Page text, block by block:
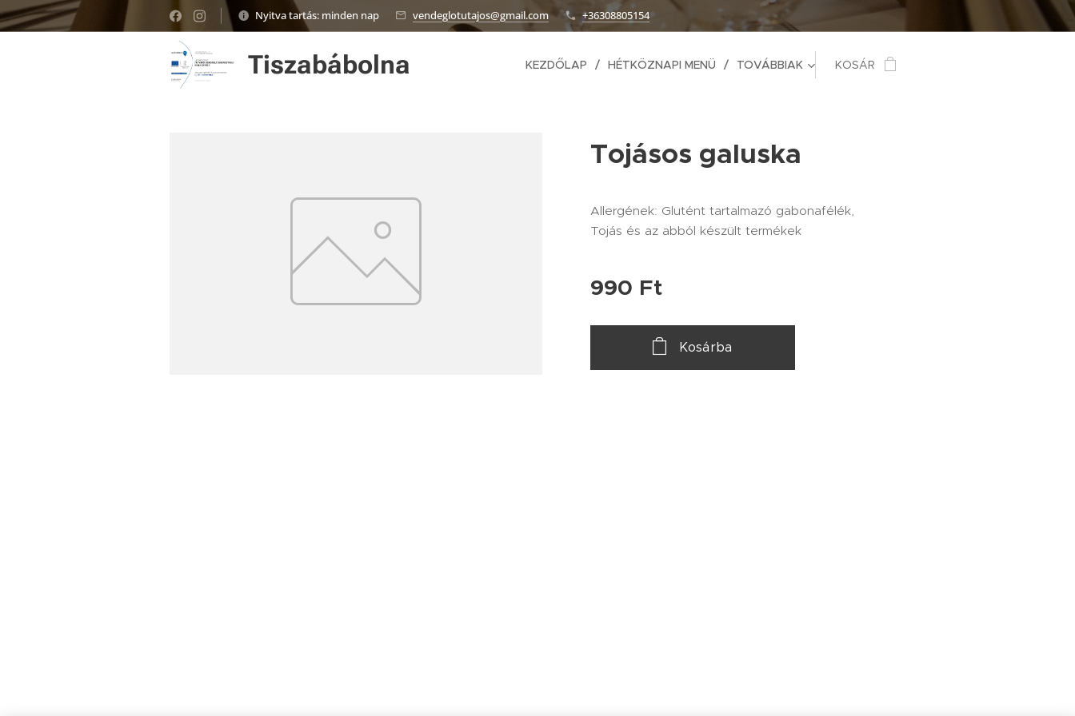
Nyitva tartás: minden nap vendeglotutajos@gmail.com +36308805154
Tiszabábolna KEZDŐLAP HÉTKÖZNAPI MENÜ TOVÁBBIAK KOSÁR
Tojásos galuska
Allergének: Glutént tartalmazó gabonafélék,
Tojás és az abból készült termékek
990 Ft
Kosárba